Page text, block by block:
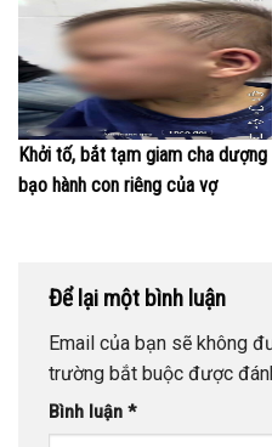
Khởi tố, bắt tạm giam cha dượng
bạo hành con riêng của vợ
Để lại một bình luận
Email của bạn sẽ không
trường bắt buộc được
Bình luận *